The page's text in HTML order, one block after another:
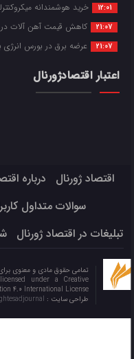
12:01 خرید هوشمندانه
21:07 کاهش قیمت آهن آلات در
21:07 عرضه برق در بورس انرژی
اعتبار اقتصادژورنال
اقتصاد ژورنال درباره
سوالات متداول
تبلیغات در اقتصاد ژورنال
تمامی حقوق مادی و معنوی
under a Creative
4.0 International License ©️
طراحی سایت :